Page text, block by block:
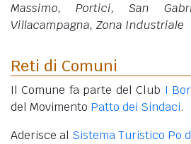
Massimo, Portici, San
Villacampagna, Zona Industriale
Reti di Comuni
Il Comune fa parte del Club I
del Movimento Patto dei Sindaci.
Aderisce al Sistema Turistico Po